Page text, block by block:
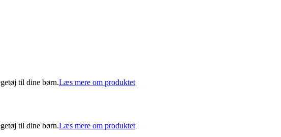
til dine børn.Læs mere om produktet
til dine børn.Læs mere om produktet